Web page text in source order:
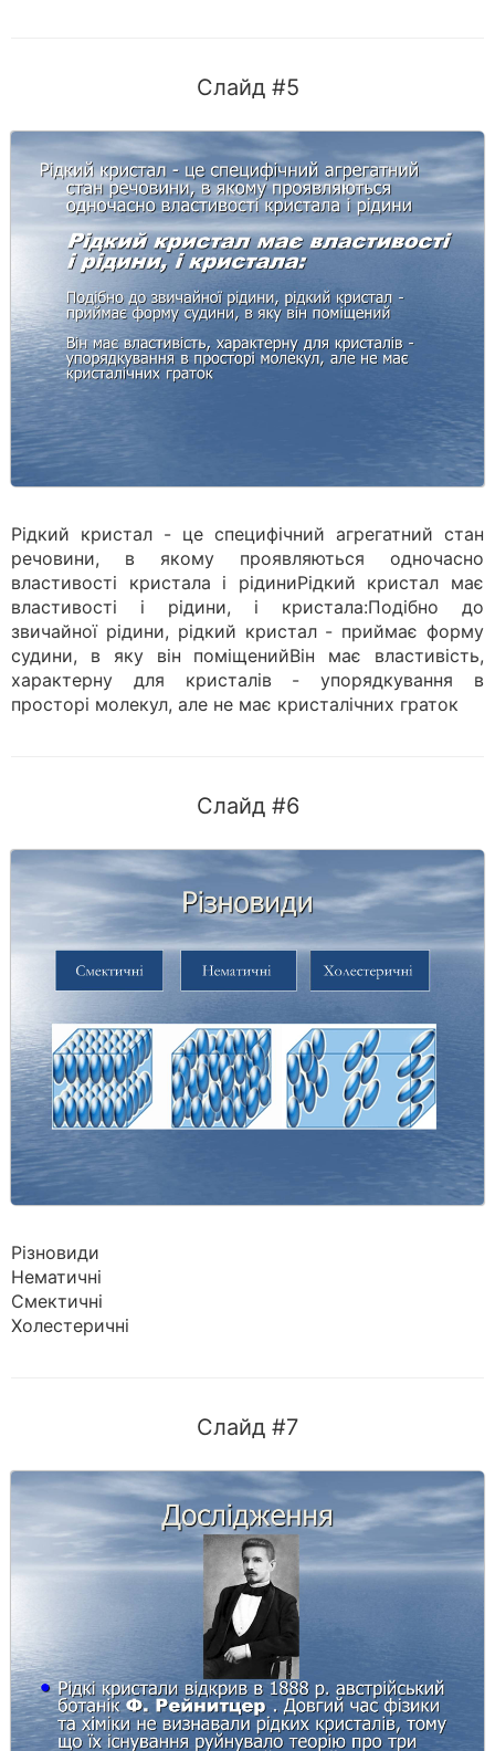
Слайд #5
Рідкий кристал - це специфічний агрегатний стан
речовини, в якому проявляються одночасно
властивості кристала і рідиниРідкий кристал має
властивості і рідини, і кристала:Подібно до
звичайної рідини, рідкий кристал - приймає форму
судини, в яку він поміщенийВін має властивість,
характерну для кристалів - упорядкування в
просторі молекул, але не має кристалічних граток
Слайд #6
Різновиди
Нематичні
Смектичні
Холестеричні
Слайд #7